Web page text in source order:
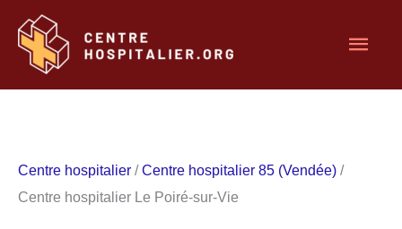
contenu
Centre hospitalier /Centre hospitalier 85 (Vendée) /
Centre hospitalier Le Poiré-sur-Vie